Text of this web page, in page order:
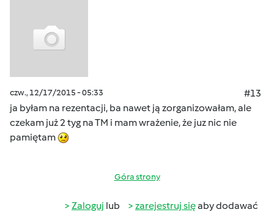
czw., 12/17/2015 - 05:33
#13
ja byłam na rezentacji, ba nawet ją zorganizowałam, ale
czekam już 2 tyg na TM i mam wrażenie, że juz nic nie
pamiętam
Góra strony
Zaloguj lub zarejestruj sięaby dodawać